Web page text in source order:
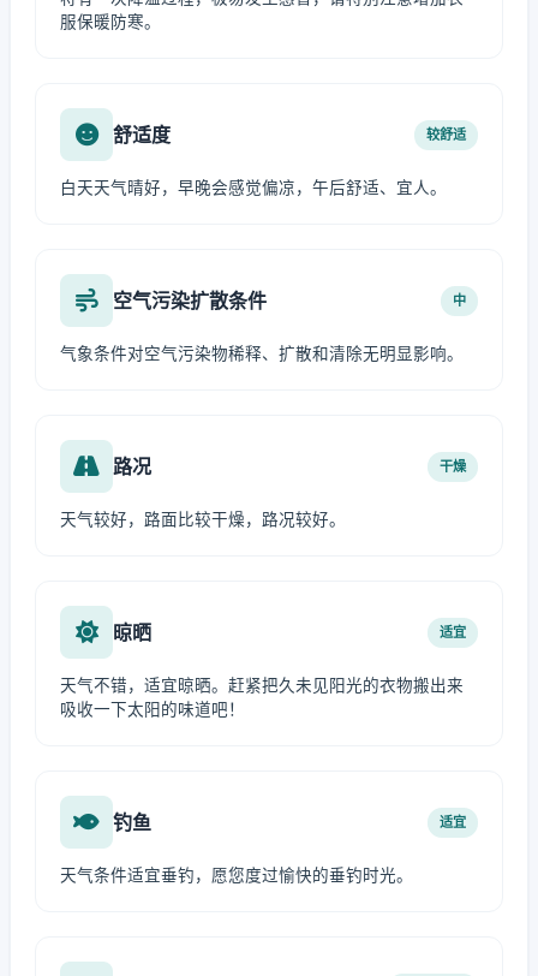
服保暖防寒。
舒适度 较舒适
白天天气晴好，早晚会感觉偏凉，午后舒适、宜人。
空气污染扩散条件 中
气象条件对空气污染物稀释、扩散和清除无明显影响。
路况 干燥
天气较好，路面比较干燥，路况较好。
晾晒 适宜
天气不错，适宜晾晒。赶紧把久未见阳光的衣物搬出来
吸收一下太阳的味道吧！
钓鱼 适宜
天气条件适宜垂钓，愿您度过愉快的垂钓时光。